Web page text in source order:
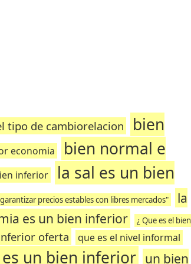
tipo de cambiorelacion
bien
economia
bien normal e
inferior
la sal es un bien
precios estables con libres mercados"
la
es un bien inferior
¿ Que es el bien
oferta
que es el nivel informal
un bien inferior un bien